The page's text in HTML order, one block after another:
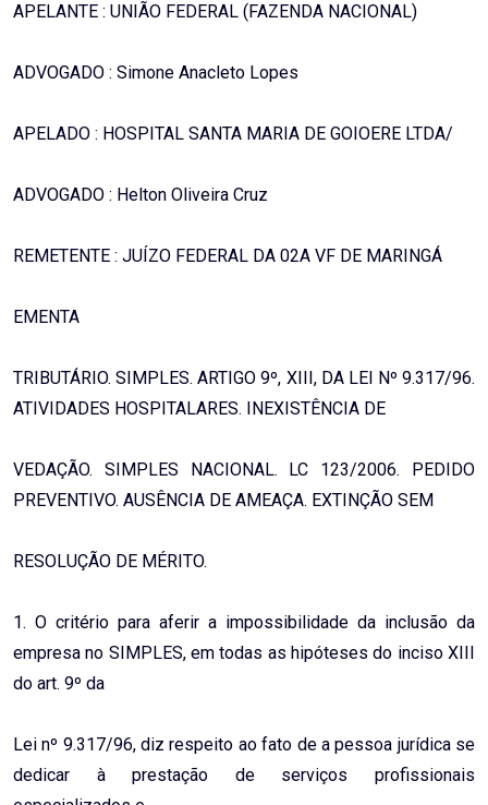
APELANTE : UNIÃO FEDERAL (FAZENDA NACIONAL)
ADVOGADO : Simone Anacleto Lopes
APELADO : HOSPITAL SANTA MARIA DE GOIOERE LTDA/
ADVOGADO : Helton Oliveira Cruz
REMETENTE : JUÍZO FEDERAL DA 02A VF DE MARINGÁ
EMENTA
TRIBUTÁRIO. SIMPLES. ARTIGO 9º, XIII, DA LEI Nº 9.317/96.
ATIVIDADES HOSPITALARES. INEXISTÊNCIA DE
VEDAÇÃO. SIMPLES NACIONAL. LC 123/2006. PEDIDO
PREVENTIVO. AUSÊNCIA DE AMEAÇA. EXTINÇÃO SEM
RESOLUÇÃO DE MÉRITO.
1. O critério para aferir a impossibilidade da inclusão da
empresa no SIMPLES, em todas as hipóteses do inciso XIII
do art. 9º da
Lei nº 9.317/96, diz respeito ao fato de a pessoa jurídica se
dedicar à prestação de serviços profissionais